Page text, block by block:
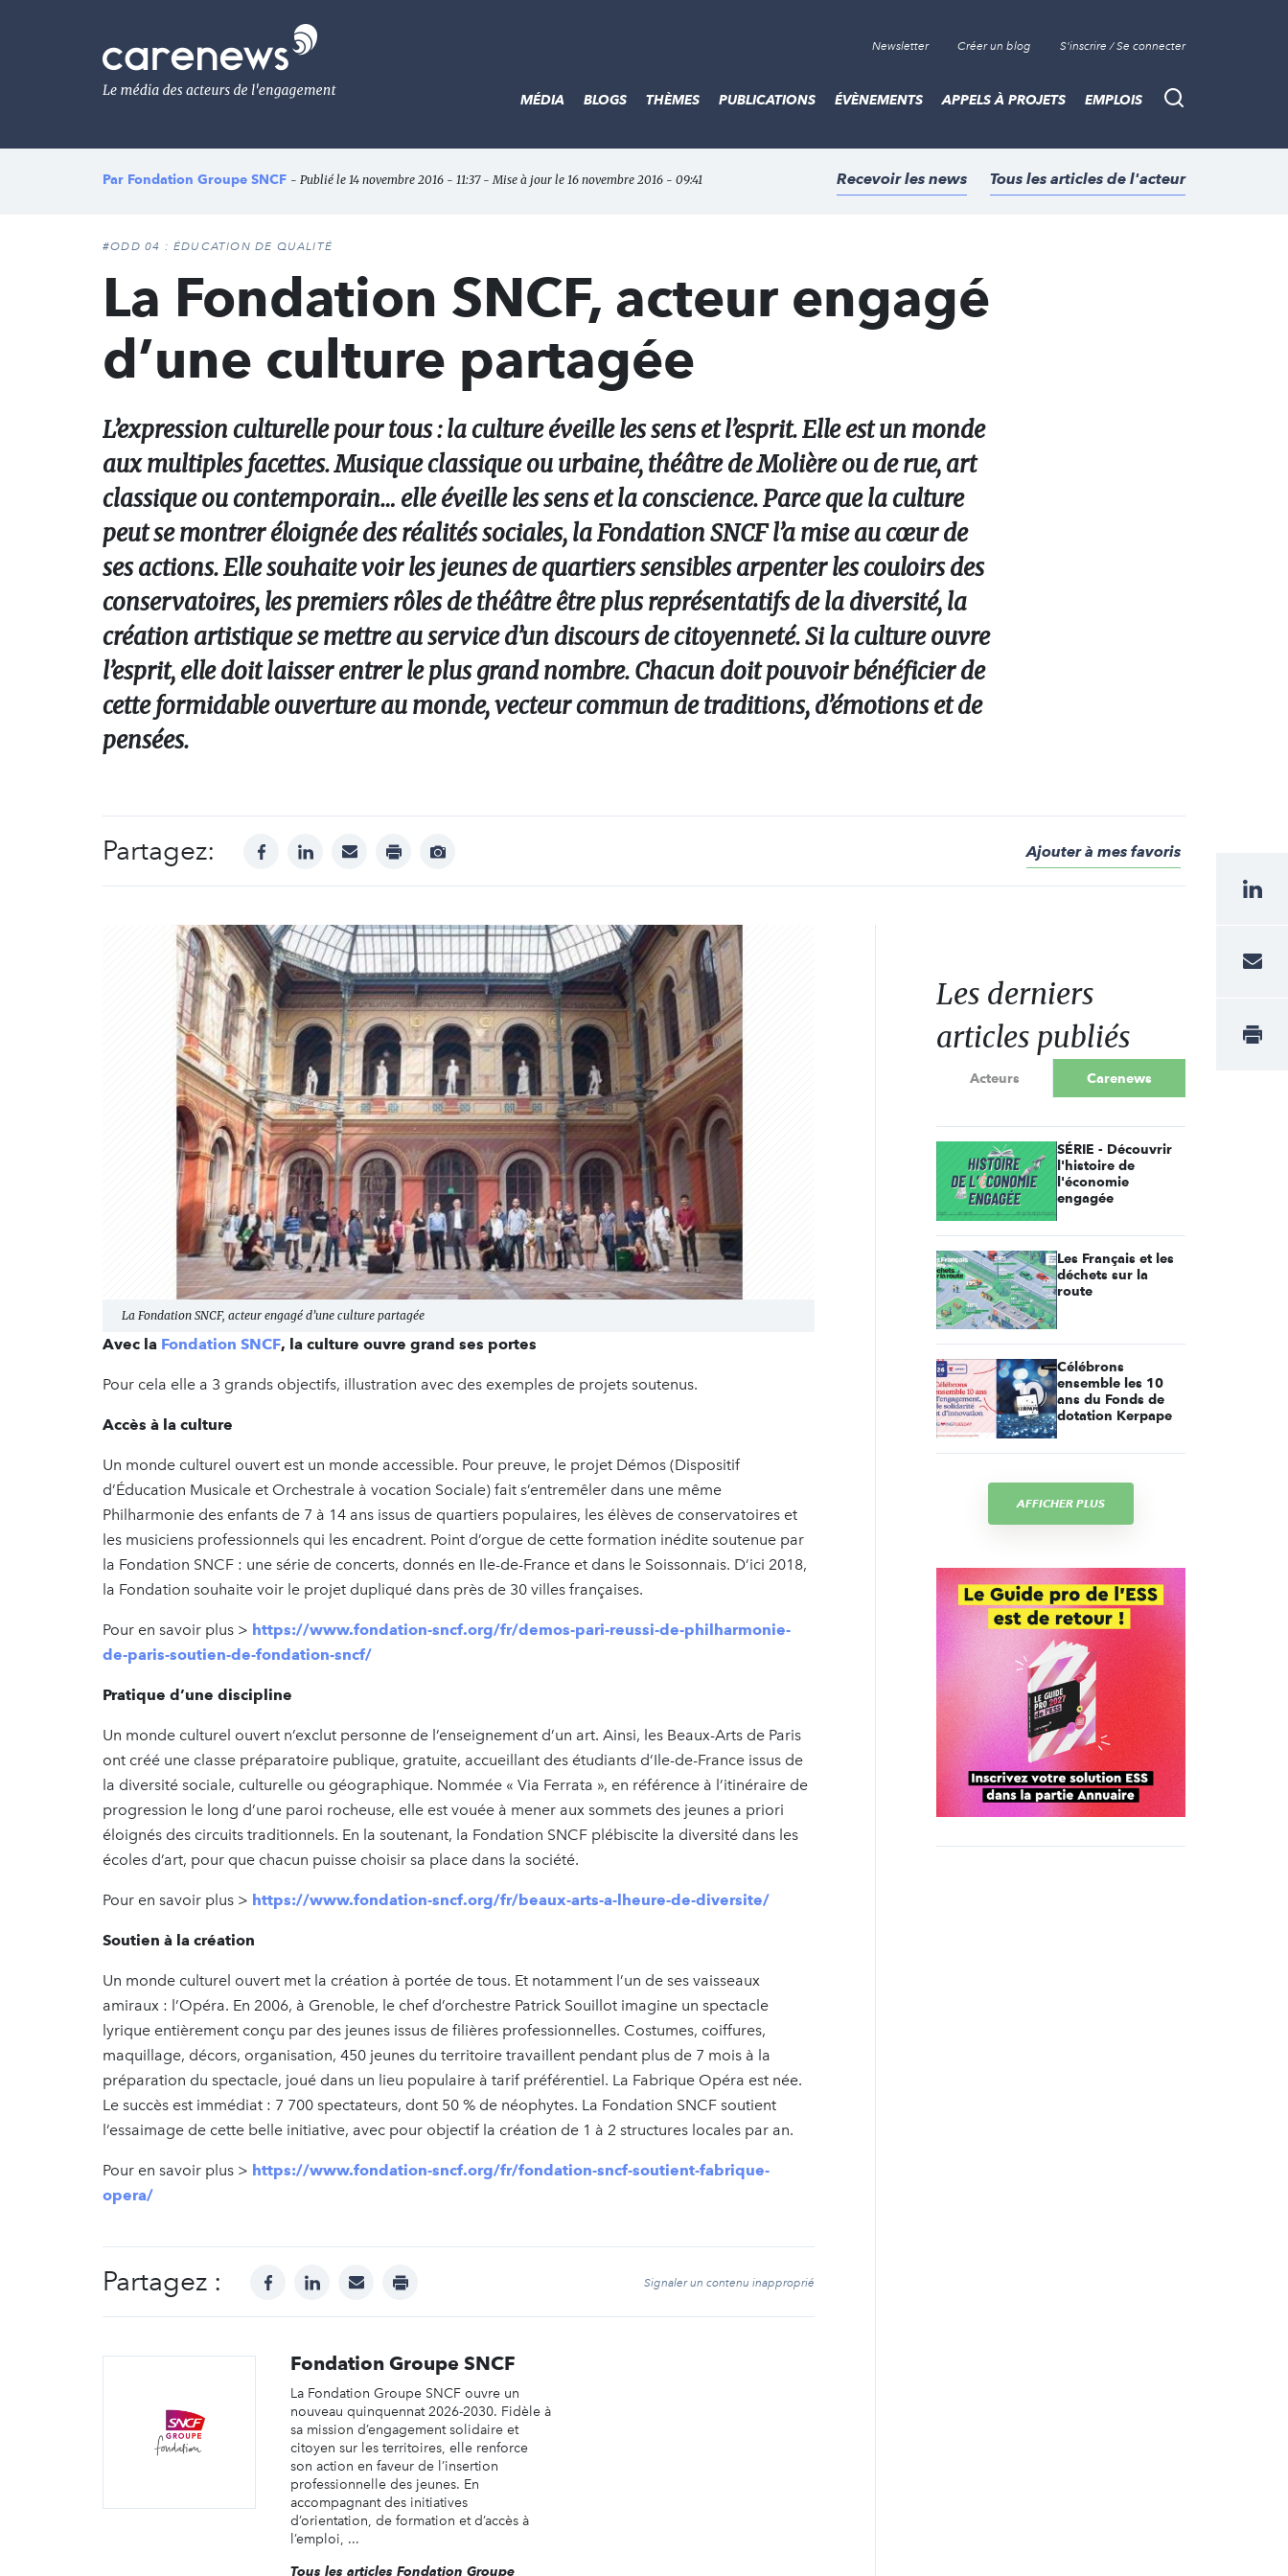
Le
média
de
l'engagement
Newsletter Créer un blog S'inscrire / Se connecter
Recherche
MÉDIA BLOGS THÈMES PUBLICATIONS ÉVÈNEMENTS APPELS À PROJETS EMPLOIS
Par Fondation Groupe SNCF - Publié le 14 novembre 2016 - 11:37 - Mise à jour le 16 novembre 2016 - 09:41 Recevoir les news Tous les articles de l'acteur
#ODD 04 : ÉDUCATION DE QUALITÉ
La Fondation SNCF, acteur engagé
d’une culture partagée
L’expression culturelle pour tous : la culture éveille les sens et l’esprit. Elle est un monde
aux multiples facettes. Musique classique ou urbaine, théâtre de Molière ou de rue, art
classique ou contemporain… elle éveille les sens et la conscience. Parce que la culture
peut se montrer éloignée des réalités sociales, la Fondation SNCF l’a mise au cœur de
ses actions. Elle souhaite voir les jeunes de quartiers sensibles arpenter les couloirs des
conservatoires, les premiers rôles de théâtre être plus représentatifs de la diversité, la
création artistique se mettre au service d’un discours de citoyenneté. Si la culture ouvre
l’esprit, elle doit laisser entrer le plus grand nombre. Chacun doit pouvoir bénéficier de
cette formidable ouverture au monde, vecteur commun de traditions, d’émotions et de
pensées.
Partagez: facebooklinkedinmail print
Afficher
Ajouter à mes favoris
La Fondation SNCF, acteur engagé d’une culture partagée
Avec la Fondation SNCF, la culture ouvre grand ses portes
Pour cela elle a 3 grands objectifs, illustration avec des exemples de projets soutenus.
Accès à la culture
Un monde culturel ouvert est un monde accessible. Pour preuve, le projet Démos (Dispositif
d’Éducation Musicale et Orchestrale à vocation Sociale) fait s’entremêler dans une même
Philharmonie des enfants de 7 à 14 ans issus de quartiers populaires, les élèves de conservatoires et
les musiciens professionnels qui les encadrent. Point d’orgue de cette formation inédite soutenue par
la Fondation SNCF : une série de concerts, donnés en Ile-de-France et dans le Soissonnais. D’ici 2018,
la Fondation souhaite voir le projet dupliqué dans près de 30 villes françaises.
Pour en savoir plus > https://www.fondation-sncf.org/fr/demos-pari-reussi-de-philharmonie-
de-paris-soutien-de-fondation-sncf/
Pratique d’une discipline
Un monde culturel ouvert n’exclut personne de l’enseignement d’un art. Ainsi, les Beaux-Arts de Paris
ont créé une classe préparatoire publique, gratuite, accueillant des étudiants d’Ile-de-France issus de
la diversité sociale, culturelle ou géographique. Nommée « Via Ferrata », en référence à l’itinéraire de
progression le long d’une paroi rocheuse, elle est vouée à mener aux sommets des jeunes a priori
éloignés des circuits traditionnels. En la soutenant, la Fondation SNCF plébiscite la diversité dans les
écoles d’art, pour que chacun puisse choisir sa place dans la société.
Pour en savoir plus > https://www.fondation-sncf.org/fr/beaux-arts-a-lheure-de-diversite/
Soutien à la création
Un monde culturel ouvert met la création à portée de tous. Et notamment l’un de ses vaisseaux
amiraux : l’Opéra. En 2006, à Grenoble, le chef d’orchestre Patrick Souillot imagine un spectacle
lyrique entièrement conçu par des jeunes issus de filières professionnelles. Costumes, coiffures,
maquillage, décors, organisation, 450 jeunes du territoire travaillent pendant plus de 7 mois à la
préparation du spectacle, joué dans un lieu populaire à tarif préférentiel. La Fabrique Opéra est née.
Le succès est immédiat : 7 700 spectateurs, dont 50 % de néophytes. La Fondation SNCF soutient
l’essaimage de cette belle initiative, avec pour objectif la création de 1 à 2 structures locales par an.
Pour en savoir plus > https://www.fondation-sncf.org/fr/fondation-sncf-soutient-fabrique-
opera/
Partagez : facebooklinkedinmail print Signaler un contenu inapproprié
Fondation Groupe SNCF
La Fondation Groupe SNCF ouvre un
nouveau quinquennat 2026-2030. Fidèle à
sa mission d’engagement solidaire et
citoyen sur les territoires, elle renforce
son action en faveur de l’insertion
professionnelle des jeunes. En
accompagnant des initiatives
d’orientation, de formation et d’accès à
l’emploi, ...
Tous les articles Fondation Groupe
Les derniers
articles publiés
Acteurs Carenews
SÉRIE - Découvrir
l'histoire de
l'économie
engagée
Les Français et les
déchets sur la
route
Célébrons
ensemble les 10
ans du Fonds de
dotation Kerpape
AFFICHER PLUS